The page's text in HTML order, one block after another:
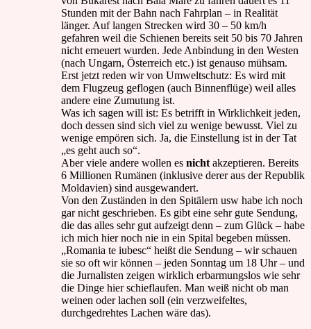
Stunden mit der Bahn nach Fahrplan – in Realität
länger. Auf langen Strecken wird 30 – 50 km/h
gefahren weil die Schienen bereits seit 50 bis 70 Jahren
nicht erneuert wurden. Jede Anbindung in den Westen
(nach Ungarn, Österreich etc.) ist genauso mühsam.
Erst jetzt reden wir von Umweltschutz: Es wird mit
dem Flugzeug geflogen (auch Binnenflüge) weil alles
andere eine Zumutung ist.
Was ich sagen will ist: Es betrifft in Wirklichkeit jeden,
doch dessen sind sich viel zu wenige bewusst. Viel zu
wenige empören sich. Ja, die Einstellung ist in der Tat
„es geht auch so“.
Aber viele andere wollen es nicht akzeptieren. Bereits
6 Millionen Rumänen (inklusive derer aus der Republik
Moldavien) sind ausgewandert.
Von den Zuständen in den Spitälern usw habe ich noch
gar nicht geschrieben. Es gibt eine sehr gute Sendung,
die das alles sehr gut aufzeigt denn – zum Glück – habe
ich mich hier noch nie in ein Spital begeben müssen.
„Romania te iubesc“ heißt die Sendung – wir schauen
sie so oft wir können – jeden Sonntag um 18 Uhr – und
die Jurnalisten zeigen wirklich erbarmungslos wie sehr
die Dinge hier schieflaufen. Man weiß nicht ob man
weinen oder lachen soll (ein verzweifeltes,
durchgedrehtes Lachen wäre das).